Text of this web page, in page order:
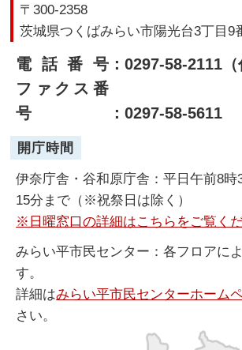
〒300-2358
茨城県つくばみらい市陽光台3丁目9
電話番号：0297-58-2111（
ファクス番
号
：0297-58-5611
開庁時間
伊奈庁舎・谷和原庁舎：平日午前8時
15分まで（※祝祭日は除く）
※日曜窓口の詳細はこちらをご覧くだ
みらい平市民センター：各フロアに
す。
詳細はみらい平市民センターホーム
さい。